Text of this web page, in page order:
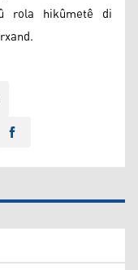
rola hikûmetê di